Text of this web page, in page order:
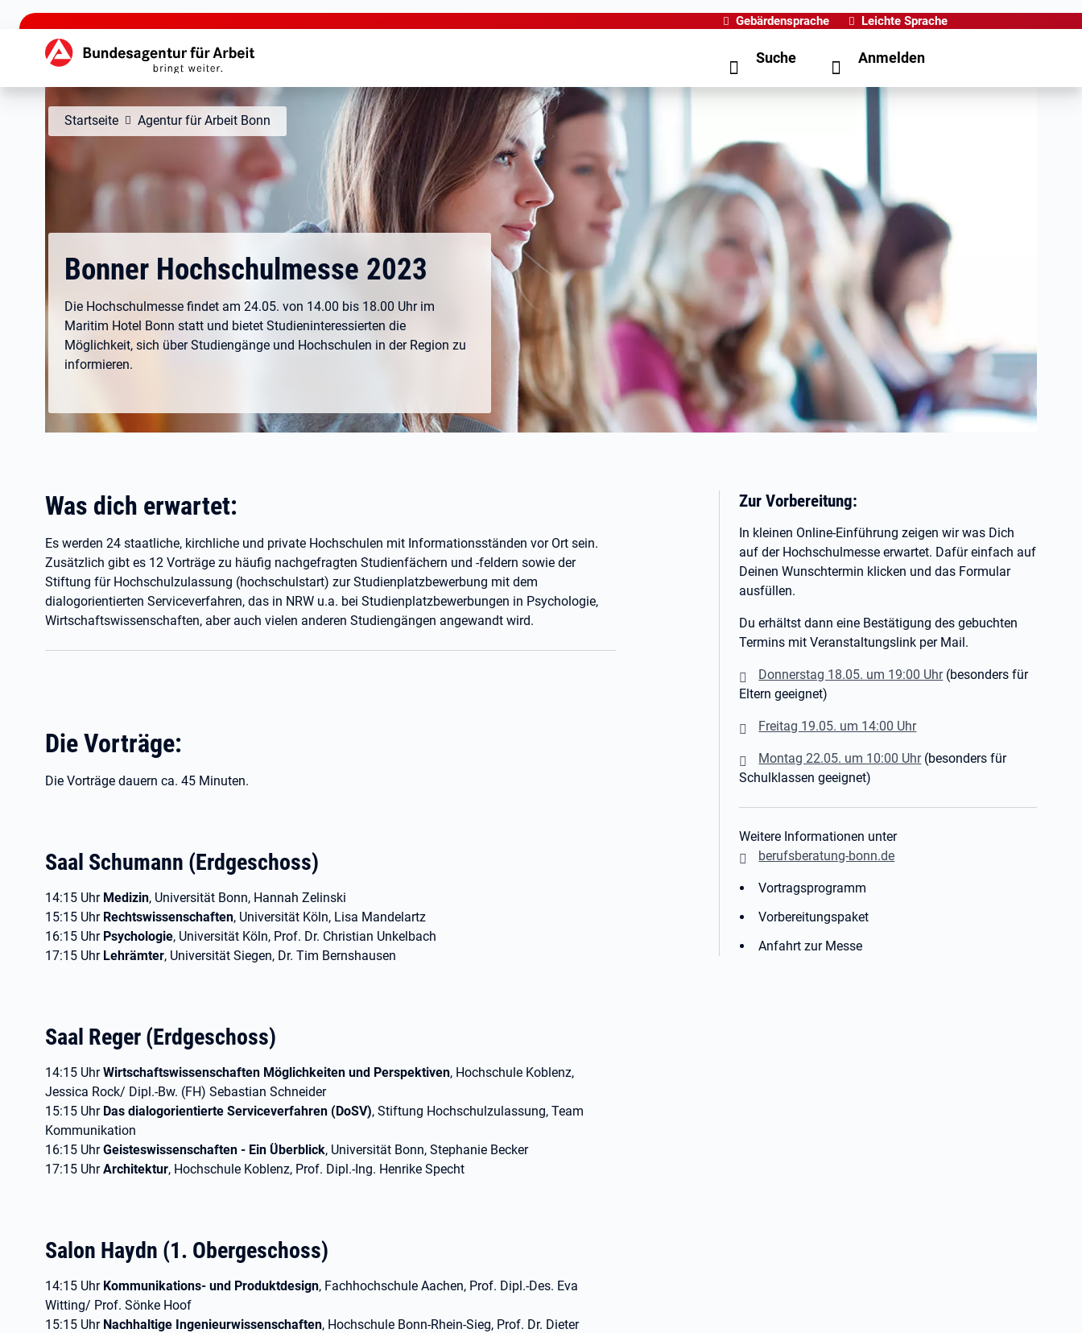
zu den Hauptinhalten springen
Gebärdensprache Leichte Sprache
Hauptnavigation Suche Anmelden
Startseite Agentur für Arbeit Bonn
Bonner Hochschulmesse 2023
Die Hochschulmesse findet am 24.05. von 14.00 bis 18.00 Uhr im
Maritim Hotel Bonn statt und bietet Studieninteressierten die
Möglichkeit, sich über Studiengänge und Hochschulen in der Region zu
informieren.
Was dich erwartet:
Es werden 24 staatliche, kirchliche und private Hochschulen mit Informationsständen vor Ort sein.
Zusätzlich gibt es 12 Vorträge zu häufig nachgefragten Studienfächern und -feldern sowie der
Stiftung für Hochschulzulassung (hochschulstart) zur Studienplatzbewerbung mit dem
dialogorientierten Serviceverfahren, das in NRW u.a. bei Studienplatzbewerbungen in Psychologie,
Wirtschaftswissenschaften, aber auch vielen anderen Studiengängen angewandt wird.
Die Vorträge:
Die Vorträge dauern ca. 45 Minuten.
Saal Schumann (Erdgeschoss)
14:15 Uhr Medizin, Universität Bonn, Hannah Zelinski
15:15 Uhr Rechtswissenschaften, Universität Köln, Lisa Mandelartz
16:15 Uhr Psychologie, Universität Köln, Prof. Dr. Christian Unkelbach
17:15 Uhr Lehrämter, Universität Siegen, Dr. Tim Bernshausen
Saal Reger (Erdgeschoss)
14:15 UhrWirtschaftswissenschaften Möglichkeiten und Perspektiven, Hochschule Koblenz,
Jessica Rock/ Dipl.-Bw. (FH) Sebastian Schneider
15:15 Uhr Das dialogorientierte Serviceverfahren (DoSV), Stiftung Hochschulzulassung, Team
Kommunikation
16:15 UhrGeisteswissenschaften - Ein Überblick, Universität Bonn, Stephanie Becker
17:15 UhrArchitektur, Hochschule Koblenz, Prof. Dipl.-Ing. Henrike Specht
Salon Haydn (1. Obergeschoss)
14:15 Uhr Kommunikations- und Produktdesign, Fachhochschule Aachen, Prof. Dipl.-Des. Eva
Witting/ Prof. Sönke Hoof
15:15 Uhr Nachhaltige Ingenieurwissenschaften, Hochschule Bonn-Rhein-Sieg, Prof. Dr. Dieter
Zur Vorbereitung:
In kleinen Online-Einführung zeigen wir was Dich
auf der Hochschulmesse erwartet. Dafür einfach auf
Deinen Wunschtermin klicken und das Formular
ausfüllen.
Du erhältst dann eine Bestätigung des gebuchten
Termins mit Veranstaltungslink per Mail.
Donnerstag 18.05. um 19:00 Uhr(besonders für
Eltern geeignet)
Freitag 19.05. um 14:00 Uhr
Montag 22.05. um 10:00 Uhr(besonders für
Schulklassen geeignet)
Weitere Informationen unter
berufsberatung-bonn.de
Vortragsprogramm
Vorbereitungspaket
Anfahrt zur Messe